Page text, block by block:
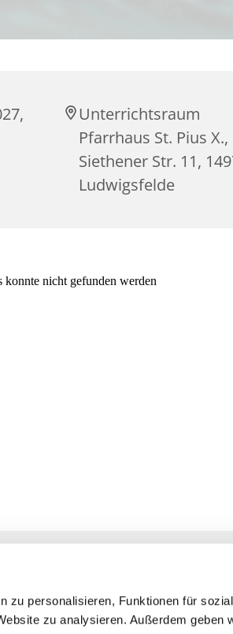
zu personalisieren, Funktionen für
zu analysieren. Außerdem geben
Unterrichtsraum
Pfarrhaus St. Pius X.,
Siethener Str. 11,
Ludwigsfelde
Pfarrbüro
Prävention